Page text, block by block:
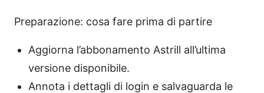
Preparazione: cosa fare prima di partire
Aggiorna l’abbonamento Astrill all’ultima
versione disponibile.
Annota i dettagli di login e salvaguarda le